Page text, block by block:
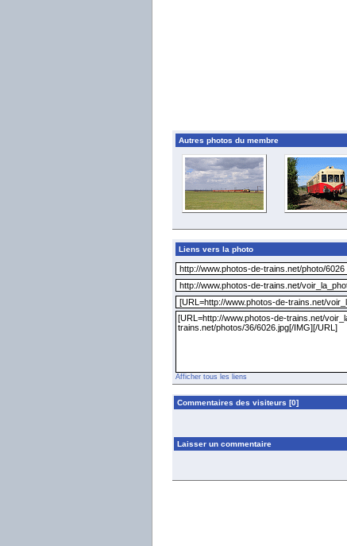
Autres photos du membre
Liens vers la photo
Afficher tous les liens
Commentaires des visiteurs [0]
Laisser un commentaire